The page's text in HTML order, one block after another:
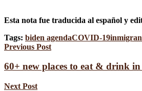
Esta nota fue traducida al español y
Tags: biden agendaCOVID-19
Previous Post
60+ new places to eat & drink
Next Post